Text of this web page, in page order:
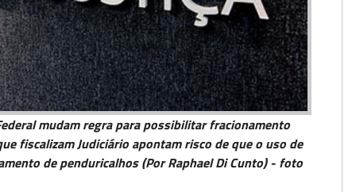
mudam regra para possibilitar fracionamento
fiscalizam Judiciário apontam risco de que o uso de
de penduricalhos (Por Raphael Di Cunto) - foto